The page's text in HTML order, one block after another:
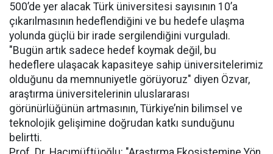
500’de yer alacak Türk üniversitesi sayısının 10’a
çıkarılmasının hedeflendiğini ve bu hedefe ulaşma
yolunda güçlü bir irade sergilendiğini vurguladı.
"Bugün artık sadece hedef koymak değil, bu
hedeflere ulaşacak kapasiteye sahip üniversitelerimiz
olduğunu da memnuniyetle görüyoruz" diyen Özvar,
araştırma üniversitelerinin uluslararası
görünürlüğünün artmasının, Türkiye’nin bilimsel ve
teknolojik gelişimine doğrudan katkı sunduğunu
belirtti.